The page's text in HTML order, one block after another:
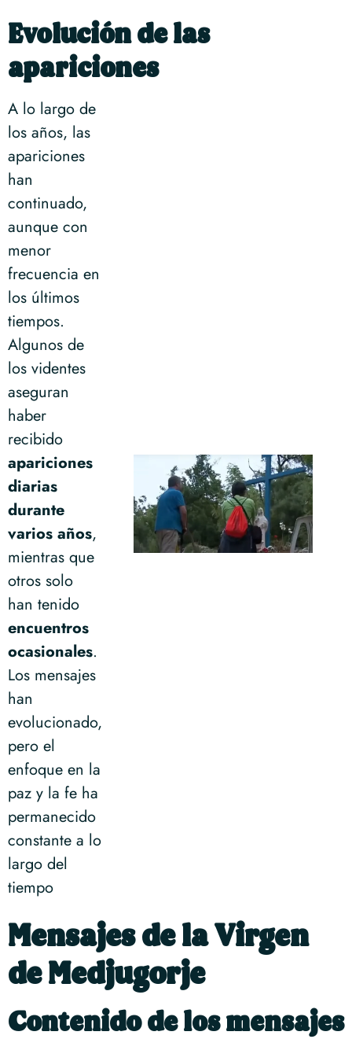
Evolución de las
apariciones
A lo largo de
los años, las
apariciones
han
continuado,
aunque con
menor
frecuencia en
los últimos
tiempos.
Algunos de
los videntes
aseguran
haber
recibido
apariciones
diarias
durante
varios años,
mientras que
otros solo
han tenido
encuentros
ocasionales.
Los mensajes
han
evolucionado,
pero el
enfoque en la
paz y la fe ha
permanecido
constante a lo
largo del
tiempo
Mensajes de la Virgen
de Medjugorje
Contenido de los mensajes